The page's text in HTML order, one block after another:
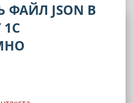
ФАЙЛ JSON В
1С